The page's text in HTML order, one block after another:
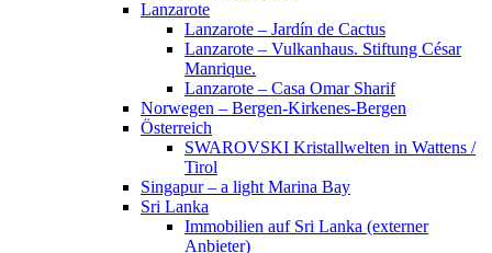
Lanzarote
Lanzarote – Jardín de Cactus
Lanzarote – Vulkanhaus. Stiftung César
Manrique.
Lanzarote – Casa Omar Sharif
Norwegen – Bergen-Kirkenes-Bergen
Österreich
SWAROVSKI Kristallwelten in Wattens /
Tirol
Singapur – a light Marina Bay
Sri Lanka
Immobilien auf Sri Lanka (externer
Anbieter)